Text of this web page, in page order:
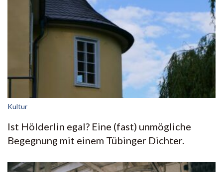
Kultur
Ist Hölderlin egal? Eine (fast) unmögliche
Begegnung mit einem Tübinger Dichter.